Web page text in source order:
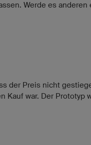
Werde es anderen
der Preis nicht
Kauf war. Der Prototyp